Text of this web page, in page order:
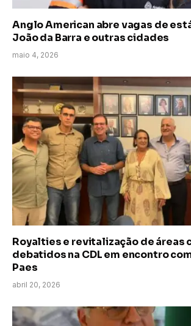
Anglo American abre vagas de
João da Barra e outras cidades
maio 4, 2026
Royalties e revitalização de áreas
debatidos na CDL em encontro
Paes
abril 20, 2026